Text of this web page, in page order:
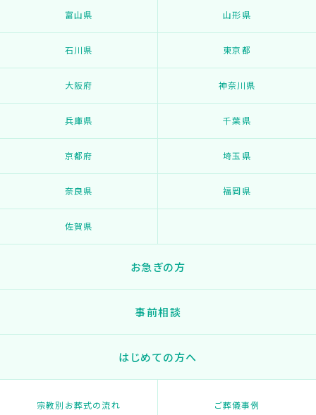
富山県 山形県
石川県 東京都
大阪府 神奈川県
兵庫県 千葉県
京都府 埼玉県
奈良県 福岡県
佐賀県
お急ぎの方
事前相談
はじめての方へ
宗教別お葬式の流れ ご葬儀事例